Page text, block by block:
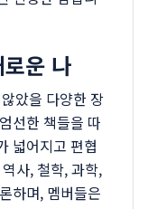
운 나
았을 다양한 장
선한 책들을 따
넓어지고 편협
사, 철학, 과학,
하며, 멤버들은